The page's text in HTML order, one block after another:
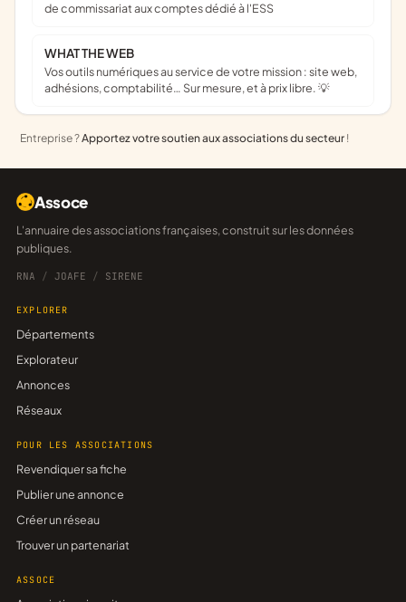
de commissariat aux comptes dédié à l'ESS
WHAT THE WEB
Vos outils numériques au service de votre mission : site web,
adhésions, comptabilité… Sur mesure, et à prix libre. 💡
Entreprise ?Apportez votre soutien aux associations du secteur !
Assoce
L'annuaire des associations françaises, construit sur les données
publiques.
RNA / JOAFE / SIRENE
EXPLORER
Départements
Explorateur
Annonces
Réseaux
POUR LES ASSOCIATIONS
Revendiquer sa fiche
Publier une annonce
Créer un réseau
Trouver un partenariat
ASSOCE